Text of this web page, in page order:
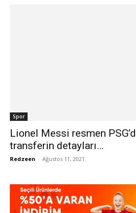
Spor
Lionel Messi resmen
transferin detayları…
Redzeen - Ağustos 11, 2021